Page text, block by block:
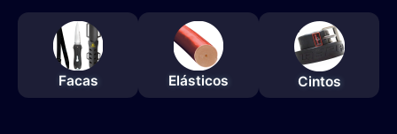
Facas Elásticos Cintos